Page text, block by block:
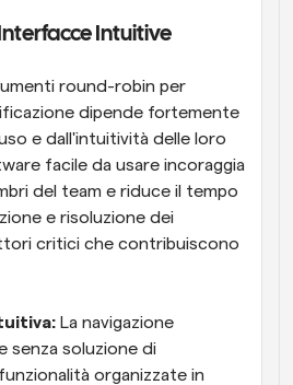
Intuitive
round-robin per
dipende fortemente
e dall'intuitività delle loro
facile da usare incoraggia
del team e riduce il tempo
e risoluzione dei
critici che contribuiscono
La navigazione
senza soluzione di
organizzate in